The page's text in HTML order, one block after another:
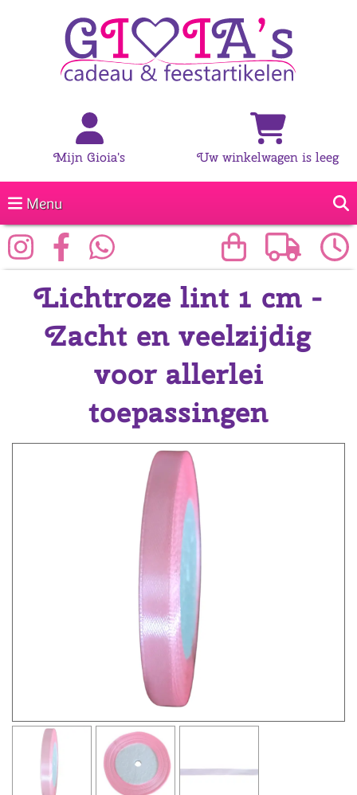
Mijn Gioia's Uw winkelwagen is leeg
Menu
Lichtroze lint 1 cm -
Zacht en veelzijdig
voor allerlei
toepassingen